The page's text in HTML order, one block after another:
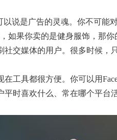
以说是广告的灵魂。你不可
如果你卖的是健身服饰，那
社交媒体的用户。很多时候，
工具都很方便。你可以用
平时喜欢什么、常在哪个平台